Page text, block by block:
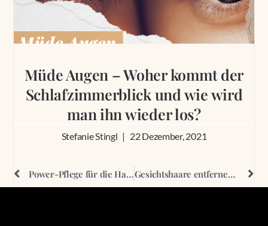
Müde Augen – Woher kommt der
Schlafzimmerblick und wie wird
man ihn wieder los?
Stefanie Stingl 22 Dezember, 2021
Power-Pflege für die Haut: Wie funktioniert eine Ampullenkur für das Gesicht? Gesichtshaare entfernen: Diese Methoden stehen zur Wahl